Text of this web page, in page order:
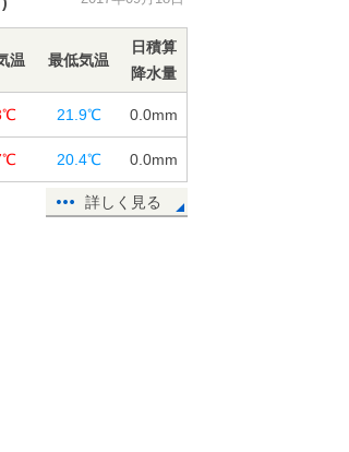
温 最低気温
日積算
降水量
21.9℃ 0.0mm
20.4℃ 0.0mm
詳しく見る